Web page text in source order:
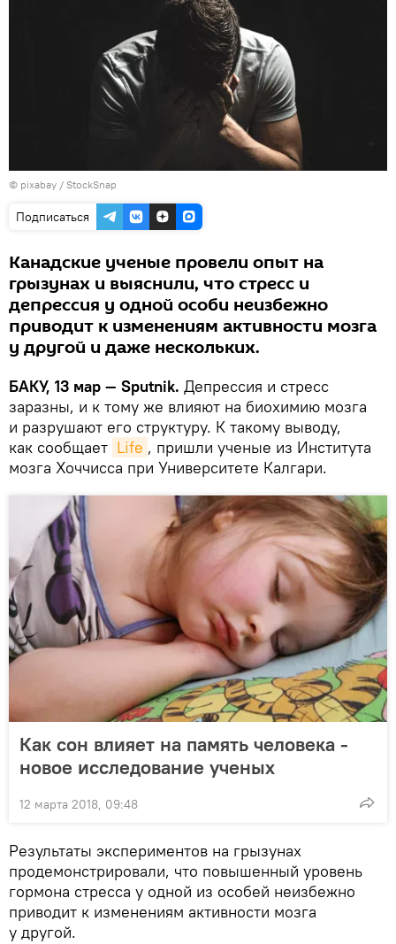
© pixabay / StockSnap
Подписаться
Канадские ученые провели опыт на
грызунах и выяснили, что стресс и
депрессия у одной особи неизбежно
приводит к изменениям активности мозга
у другой и даже нескольких.
БАКУ, 13 мар — Sputnik. Депрессия и стресс
заразны, и к тому же влияют на биохимию мозга
и разрушают его структуру. К такому выводу,
как сообщает Life , пришли ученые из Института
мозга Хоччисса при Университете Калгари.
Как сон влияет на память человека -
новое исследование ученых
12 марта 2018, 09:48
Результаты экспериментов на грызунах
продемонстрировали, что повышенный уровень
гормона стресса у одной из особей неизбежно
приводит к изменениям активности мозга
у другой.